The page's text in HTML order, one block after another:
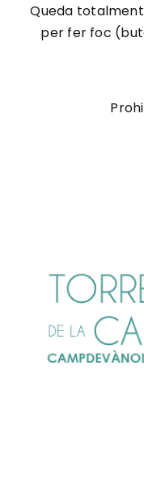
Queda
per fer foc